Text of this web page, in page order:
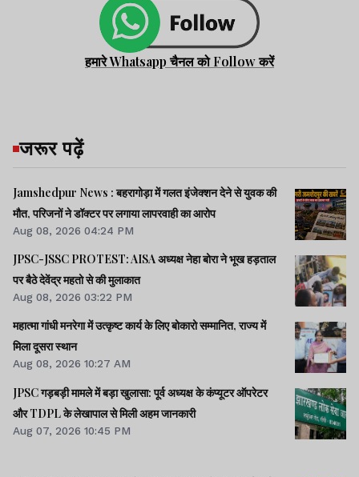
हमारे Whatsapp चैनल को Follow करें
जरूर पढ़ें
Jamshedpur News : बहरागोड़ा में गलत इंजेक्शन देने से युवक की
मौत, परिजनों ने डॉक्टर पर लगाया लापरवाही का आरोप
Aug 08, 2026 04:24 PM
JPSC-JSSC PROTEST: AISA अध्यक्ष नेहा बोरा ने भूख हड़ताल
पर बैठे देवेंद्र महतो से की मुलाकात
Aug 08, 2026 03:22 PM
महात्मा गांधी मनरेगा में उत्कृष्ट कार्य के लिए बोकारो सम्मानित, राज्य में
मिला दूसरा स्थान
Aug 08, 2026 10:27 AM
JPSC गड़बड़ी मामले में बड़ा खुलासा: पूर्व अध्यक्ष के कंप्यूटर ऑपरेटर
और TDPL के लेखापाल से मिली अहम जानकारी
Aug 07, 2026 10:45 PM